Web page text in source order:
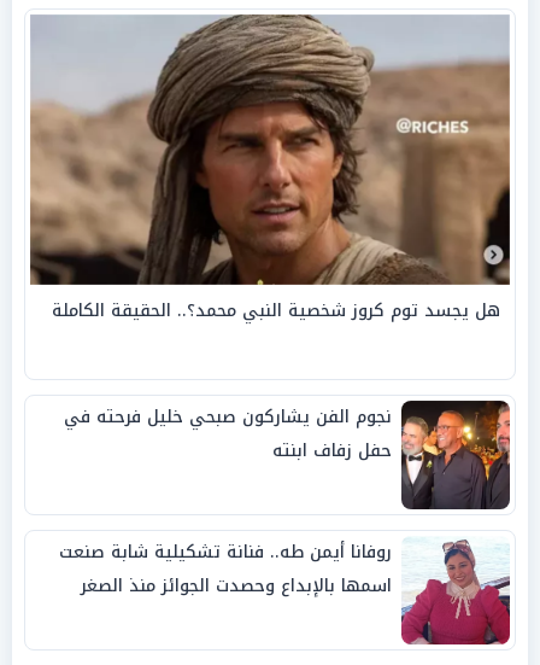
هل يجسد توم كروز شخصية النبي محمد؟.. الحقيقة الكاملة
نجوم الفن يشاركون صبحي خليل فرحته في
حفل زفاف ابنته
روفانا أيمن طه.. فنانة تشكيلية شابة صنعت
اسمها بالإبداع وحصدت الجوائز منذ الصغر